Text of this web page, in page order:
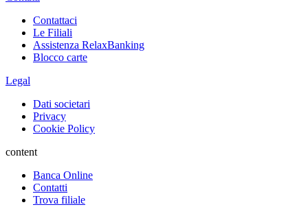
Contattaci
Le Filiali
Assistenza RelaxBanking
Blocco carte
Legal
Dati societari
Privacy
Cookie Policy
content
Banca Online
Contatti
Trova filiale